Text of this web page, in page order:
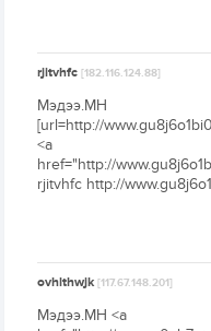
rjitvhfc[182.116.124.88]
Мэдээ.МН
[url=http://
<a
href="http://
rjitvhfc http://
ovhlthwjk[117.67.148.201]
Мэдээ.МН <a